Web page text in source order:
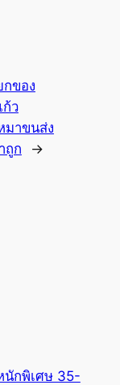
กของ
ว
มาขนส่ง
ถูก
→
นักพิเศษ 35-